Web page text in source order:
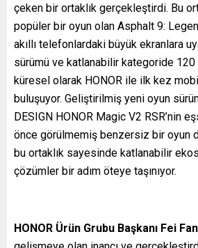
çeken bir ortaklık gerçekleştirdi. Bu
popüler bir oyun olan Asphalt 9:
akıllı telefonlardaki büyük ekranlara
sürümü ve katlanabilir kategoride
küresel olarak HONOR ile ilk kez
buluşuyor. Geliştirilmiş yeni oyun
DESIGN HONOR Magic V2 RSR’nin
önce görülmemiş benzersiz bir oyun
bu ortaklık sayesinde katlanabilir
çözümler bir adım öteye taşınıyor.
HONOR Ürün Grubu Başkanı Fei